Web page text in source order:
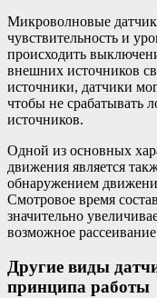
Микроволновые
чувствительность и
происходить
внешних источников
источники, датчики
чтобы не срабатывать
источников.
Одной из основных
движения является
обнаружением
Смотровое время
значительно
возможное рассеивание
Другие виды
принципа работы